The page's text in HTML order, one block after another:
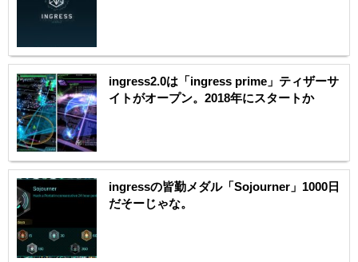
ingress2.0は「ingress prime」ティザーサ
イトがオープン。2018年にスタートか
ingressの皆勤メダル「Sojourner」1000日
だそーじゃな。